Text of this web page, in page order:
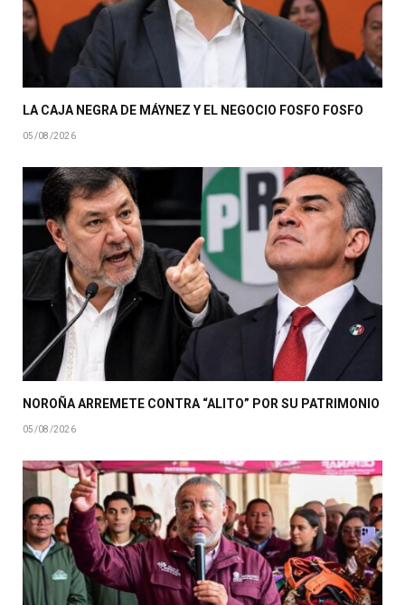
LA CAJA NEGRA DE MÁYNEZ Y EL NEGOCIO FOSFO FOSFO
05/08/2026
NOROÑA ARREMETE CONTRA “ALITO” POR SU PATRIMONIO
05/08/2026